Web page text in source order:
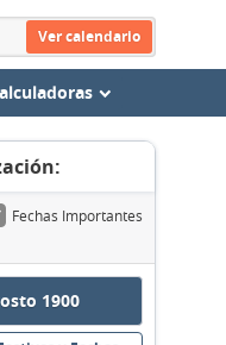
Ver calendario
Fechas Importantes
1900